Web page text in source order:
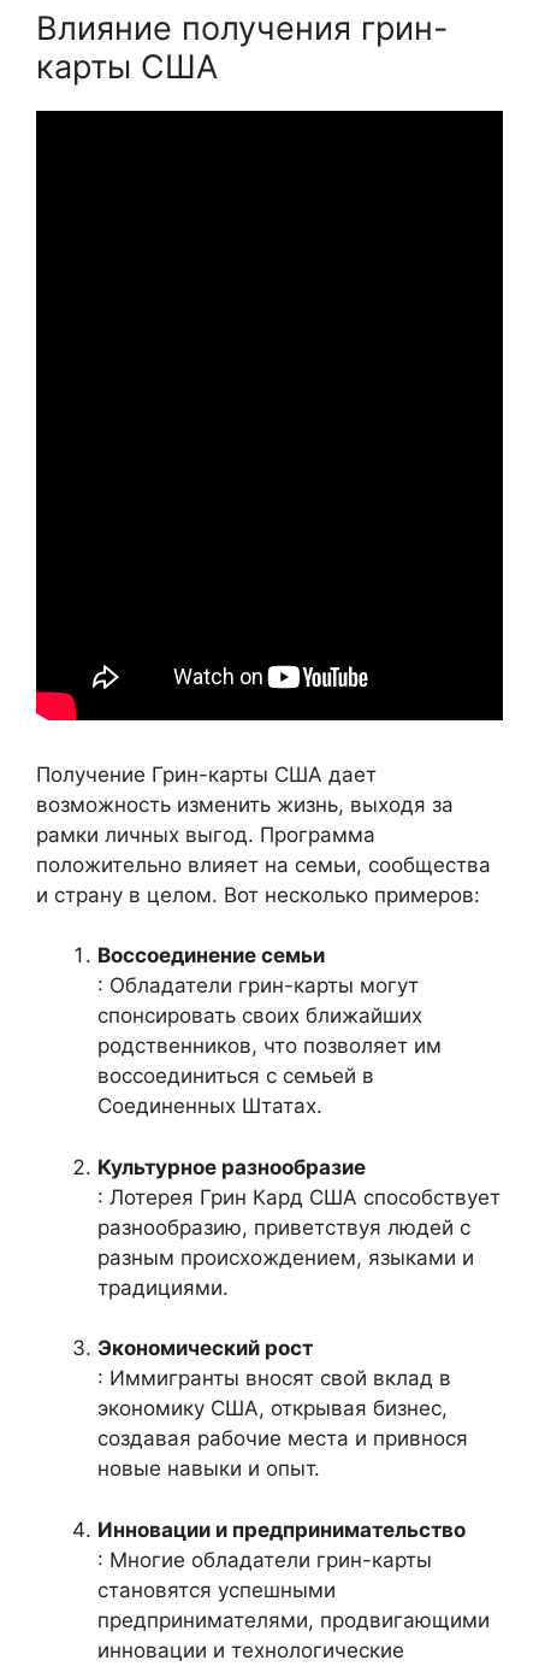
Влияние получения грин-
карты США
Получение Грин-карты США дает
возможность изменить жизнь, выходя за
рамки личных выгод. Программа
положительно влияет на семьи, сообщества
и страну в целом. Вот несколько примеров:
Воссоединение семьи
: Обладатели грин-карты могут
спонсировать своих ближайших
родственников, что позволяет им
воссоединиться с семьей в
Соединенных Штатах.
Культурное разнообразие
: Лотерея Грин Кард США способствует
разнообразию, приветствуя людей с
разным происхождением, языками и
традициями.
Экономический рост
: Иммигранты вносят свой вклад в
экономику США, открывая бизнес,
создавая рабочие места и привнося
новые навыки и опыт.
Инновации и предпринимательство
: Многие обладатели грин-карты
становятся успешными
предпринимателями, продвигающими
инновации и технологические